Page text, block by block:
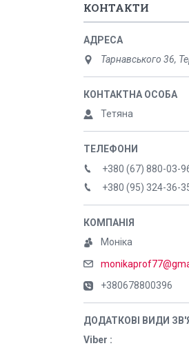
КОНТАКТИ
Тарнавського 36,
Тетяна
+380 (67) 880-03-
+380 (95) 324-36-
Моніка
+380678800396
Viber